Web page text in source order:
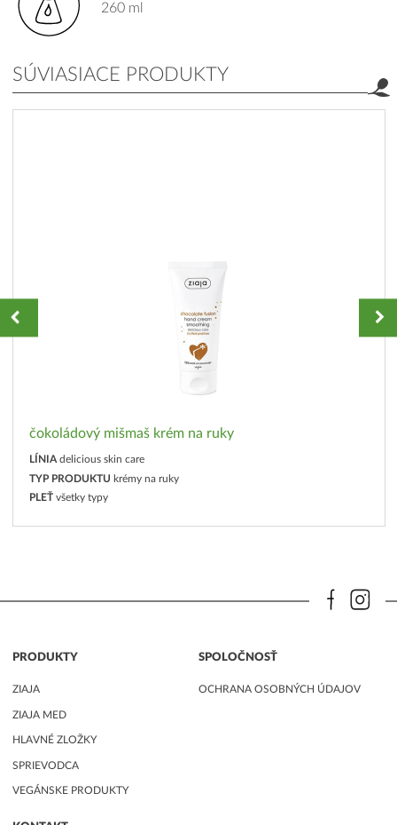
260 ml
SÚVIASIACE PRODUKTY
čokoládový mišmaš krém na ruky
LÍNIA delicious skin care
TYP PRODUKTU krémy na ruky
PLEŤ všetky typy
PRODUKTY
ZIAJA
ZIAJA MED
HLAVNÉ ZLOŽKY
SPRIEVODCA
VEGÁNSKE PRODUKTY
SPOLOČNOSŤ
OCHRANA OSOBNÝCH ÚDAJOV